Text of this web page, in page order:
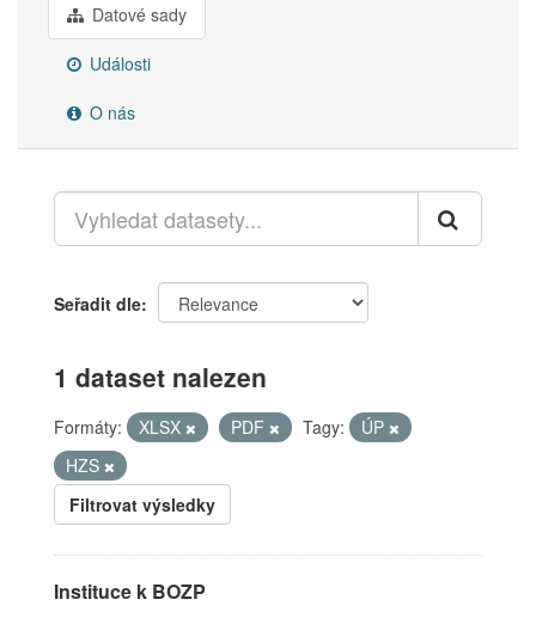
Datové sady
Události
O nás
Seřadit dle
1 dataset nalezen
Formáty: XLSX PDF Tagy:
ÚP
HZS
Filtrovat výsledky
Instituce k BOZP